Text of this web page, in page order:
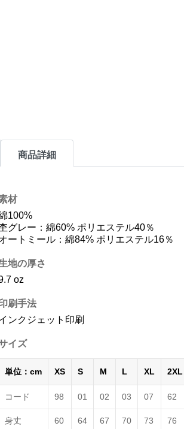
商品詳細
材
100%
グレー：綿60% ポリエステル40％
ートミール：綿84% ポリエステル16％
地の厚さ
oz
印刷手法
ンクジェット印刷
イズ
単位：cm XS S M L XL 2XL
コード 98 01 02 03 07 62
身丈 60 64 67 70 73 76